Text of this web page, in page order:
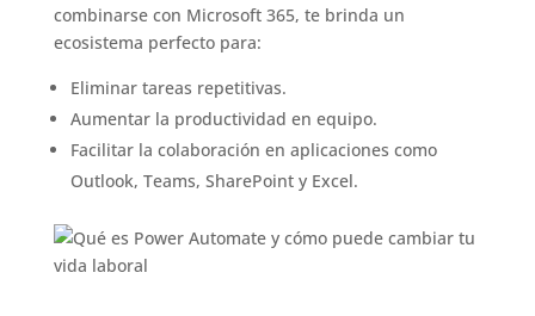
combinarse con Microsoft 365, te brinda un
ecosistema perfecto para:
Eliminar tareas repetitivas.
Aumentar la productividad en equipo.
Facilitar la colaboración en aplicaciones como
Outlook, Teams, SharePoint y Excel.